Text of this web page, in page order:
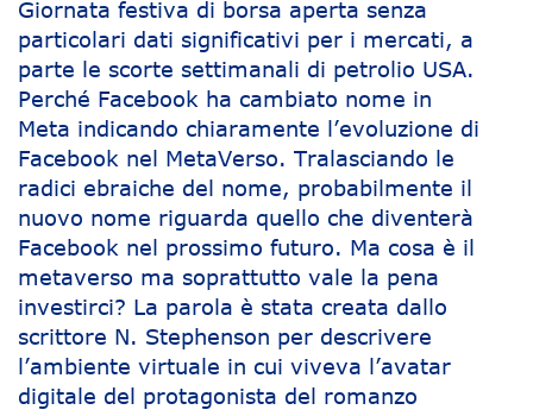
Giornata festiva di borsa aperta senza
particolari dati significativi per i mercati, a
parte le scorte settimanali di petrolio USA.
Perché Facebook ha cambiato nome in
Meta indicando chiaramente l’evoluzione di
Facebook nel MetaVerso. Tralasciando le
radici ebraiche del nome, probabilmente il
nuovo nome riguarda quello che diventerà
Facebook nel prossimo futuro. Ma cosa è il
metaverso ma soprattutto vale la pena
investirci? La parola è stata creata dallo
scrittore N. Stephenson per descrivere
l’ambiente virtuale in cui viveva l’avatar
digitale del protagonista del romanzo